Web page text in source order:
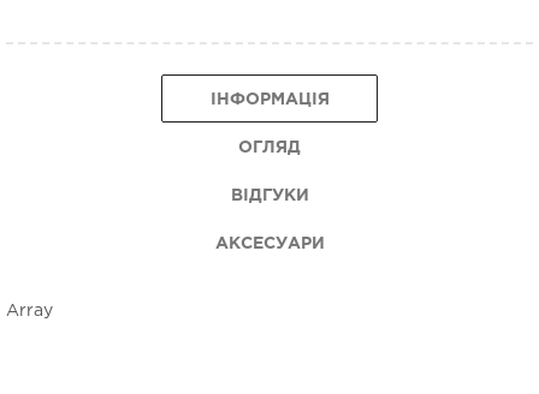
ІНФОРМАЦІЯ
ОГЛЯД
ВІДГУКИ
АКСЕСУАРИ
Array